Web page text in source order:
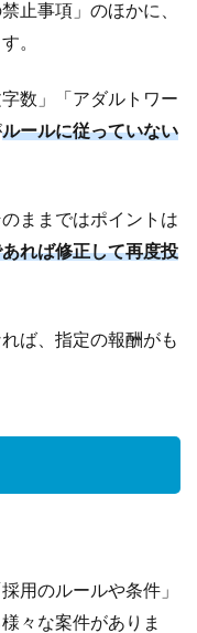
止事項」のほかに、
。
数」「アダルトワー
ルールに従っていない
ままではポイントは
れば修正して再度投
ば、指定の報酬がも
用のルールや条件」
々な案件がありま